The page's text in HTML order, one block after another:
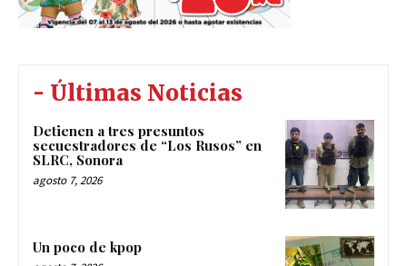
- Últimas Noticias
Detienen a tres presuntos
secuestradores de “Los Rusos” en
SLRC, Sonora
agosto 7, 2026
Un poco de kpop